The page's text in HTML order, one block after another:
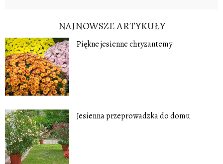
NAJNOWSZE ARTYKUŁY
Piękne jesienne chryzantemy
Jesienna przeprowadzka do domu